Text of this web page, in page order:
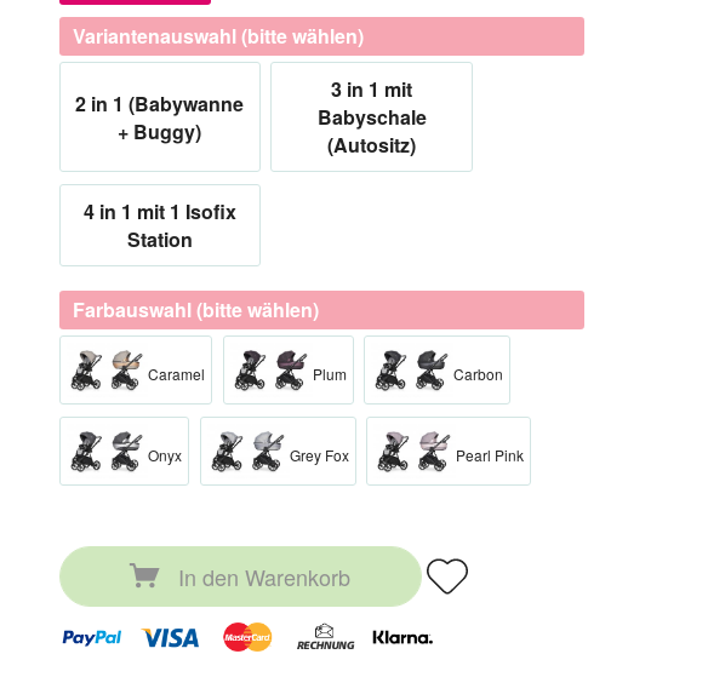
Variantenauswahl (bitte wählen)
2 in 1 (Babywanne
+ Buggy)
3 in 1 mit
Babyschale
(Autositz)
4 in 1 mit 1 Isofix
Station
Farbauswahl (bitte wählen)
Caramel Plum Carbon
Onyx Grey Fox Pearl Pink
In den Warenkorb